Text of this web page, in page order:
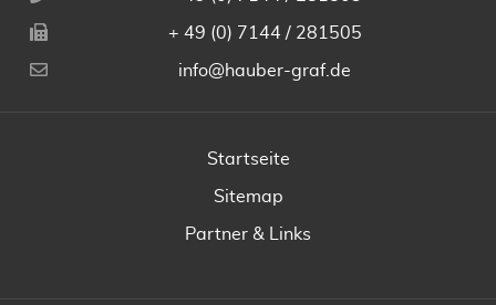
+ 49 (0) 7144 / 281505
info@hauber-graf.de
Startseite
Sitemap
Partner & Links